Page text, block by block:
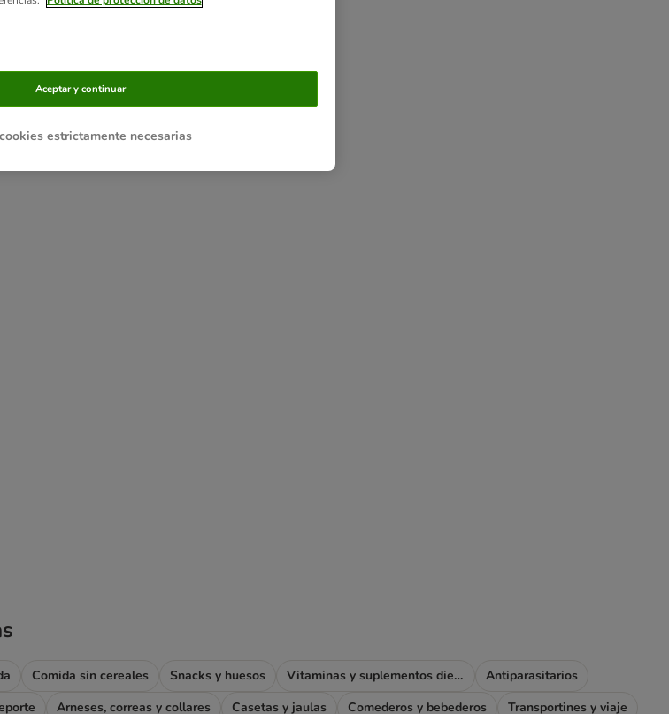
Comida sin cereales Snacks y huesos Vitaminas y suplementos dietéticos
Antiparasitarios
Arneses, correas y collares Casetas y jaulas Comederos y bebederos
Transportines y viaje
estrictamente necesarias
Aceptar y continuar